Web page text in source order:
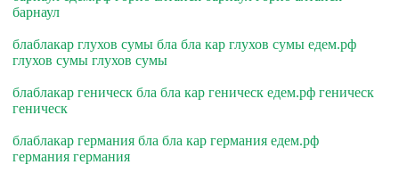
барнаул
блаблакар глухов сумы бла бла кар глухов сумы едем.рф
глухов сумы глухов сумы
блаблакар геническ бла бла кар геническ едем.рф геническ
геническ
блаблакар германия бла бла кар германия едем.рф
германия германия